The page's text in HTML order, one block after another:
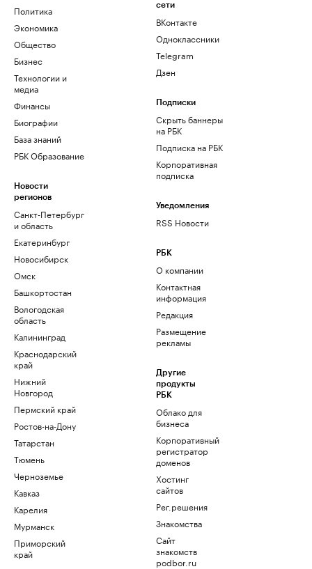
Политика
Экономика
Общество
Бизнес
Технологии и
медиа
Финансы
Биографии
База знаний
РБК Образование
Новости
регионов
Санкт-Петербург
и область
Екатеринбург
Новосибирск
Омск
Башкортостан
Вологодская
область
Калининград
Краснодарский
край
Нижний
Новгород
Пермский край
Ростов-на-Дону
Татарстан
Тюмень
Черноземье
Кавказ
Карелия
Мурманск
Приморский
край
сети
ВКонтакте
Одноклассники
Telegram
Дзен
Подписки
Скрыть баннеры
на РБК
Подписка на РБК
Корпоративная
подписка
Уведомления
RSS Новости
РБК
О компании
Контактная
информация
Редакция
Размещение
рекламы
Другие
продукты
РБК
Облако для
бизнеса
Корпоративный
регистратор
доменов
Хостинг
сайтов
Рег.решения
Знакомства
Сайт
знакомств
podbor.ru